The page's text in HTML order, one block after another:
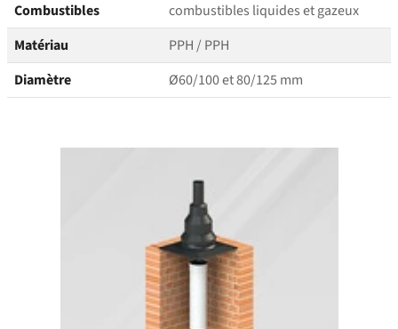
Combustibles
combustibles liquides et gazeux
Matériau
PPH / PPH
Diamètre
Ø60/100 et 80/125 mm